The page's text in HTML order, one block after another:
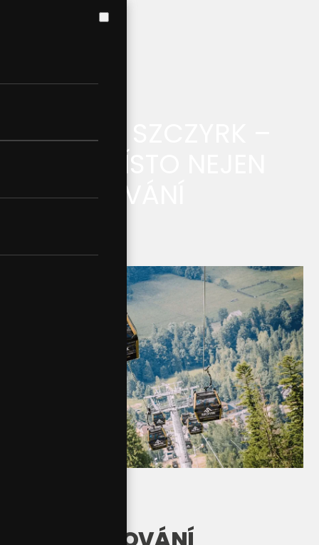
POZNEJTE SZCZYRK –
IDEÁLNÍ MÍSTO NEJEN
PRO LYŽOVÁNÍ